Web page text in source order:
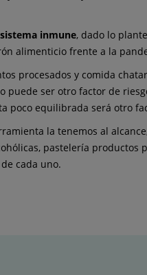
inmune, dado lo
alimenticio frente a la
procesados y comida
ser otro factor de
poco equilibrada será otro
la tenemos al
pastelería
cada uno.